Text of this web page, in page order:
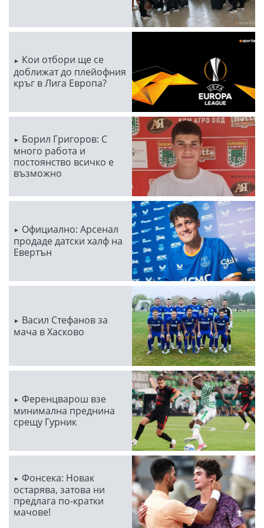
Кои отбори ще се
доближат до плейофния
кръг в Лига Европа?
Борил Григоров: С
много работа и
постоянство всичко е
възможно
Официално: Арсенал
продаде датски халф на
Евертън
Васил Стефанов за
мача в Хасково
Ференцварош взе
минимална преднина
срещу Гурник
Фонсека: Новак
остарява, затова ни
предлага по-кратки
мачове!